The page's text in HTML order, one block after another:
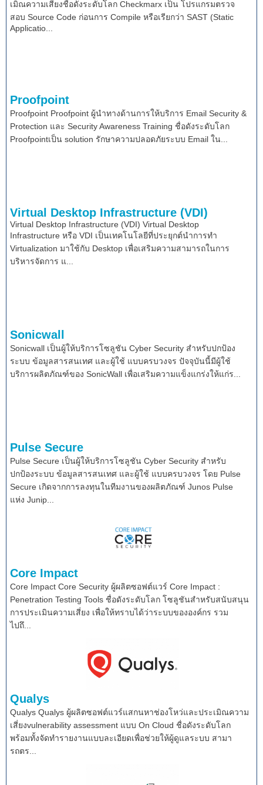
เมิณความเสี่ยงชื่อดังระดับโลก Checkmarx เป็น โปรแกรมตรวจ
สอบ Source Code ก่อนการ Compile หรือเรียกว่า SAST (Static
Applicatio...
Proofpoint
Proofpoint Proofpoint ผู้นำทางด้านการให้บริการ Email Security &
Protection และ Security Awareness Training ชื่อดังระดับโลก
Proofpointเป็น solution รักษาความปลอดภัยระบบ Email ใน...
Virtual Desktop Infrastructure (VDI)
Virtual Desktop Infrastructure (VDI) Virtual Desktop
Infrastructure หรือ VDI เป็นเทคโนโลยีที่ประยุกต์นำการทำ
Virtualization มาใช้กับ Desktop เพื่อเสริมความสามารถในการ
บริหารจัดการ แ...
Sonicwall
Sonicwall เป็นผู้ให้บริการโซลูชัน Cyber Security สำหรับปกป้อง
ระบบ ข้อมูลสารสนเทศ และผู้ใช้ แบบครบวงจร ปัจจุบันนี้มีผู้ใช้
บริการผลิตภัณฑ์ของ SonicWall เพื่อเสริมความแข็งแกร่งให้แก่ร...
Pulse Secure
Pulse Secure เป็นผู้ให้บริการโซลูชัน Cyber Security สำหรับ
ปกป้องระบบ ข้อมูลสารสนเทศ และผู้ใช้ แบบครบวงจร โดย Pulse
Secure เกิดจากการลงทุนในทีมงานของผลิตภัณฑ์ Junos Pulse
แห่ง Junip...
Core Impact
Core Impact Core Security ผู้ผลิตซอฟต์แวร์ Core Impact :
Penetration Testing Tools ชื่อดังระดับโลก โซลูชันสำหรับสนับสนุน
การประเมินความเสี่ยง เพื่อให้ทราบได้ว่าระบบขององค์กร รวม
ไปถึ...
Qualys
Qualys Qualys ผู้ผลิตซอฟต์แวร์แสกนหาช่องโหว่และประเมิณความ
เสี่ยงvulnerability assessment แบบ On Cloud ชื่อดังระดับโลก
พร้อมทั้งจัดทำรายงานแบบละเอียดเพื่อช่วยให้ผู้ดูแลระบบ สามา
รถตร...